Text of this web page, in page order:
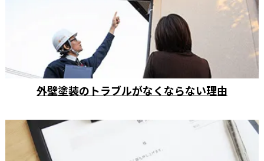
外壁塗装のトラブルがなくならない理由